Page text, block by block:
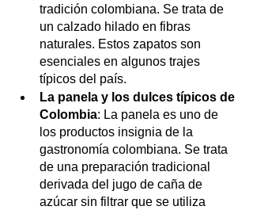
tradición colombiana. Se trata de
un calzado hilado en fibras
naturales. Estos zapatos son
esenciales en algunos trajes
típicos del país.
La panela y los dulces típicos de
Colombia: La panela es uno de
los productos insignia de la
gastronomía colombiana. Se trata
de una preparación tradicional
derivada del jugo de caña de
azúcar sin filtrar que se utiliza